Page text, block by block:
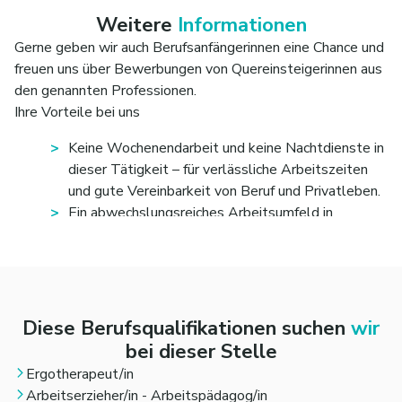
Kooperation mit internen und externen
Netzwerkpartnern sowie Mitarbeit in einem
multiprofessionellen Team.
wertschätzend und mit klaren Strukturen – Sie
werden im Team Schritt für Schritt an das
Arbeitsfeld herangeführt.
Teamfähigkeit, Reflexionsbereitschaft und Freude
an einer abwechslungsreichen Tätigkeit in
Außenwohngruppen, Ambulant Betreutes
Wohnen, ambulanter Dienst).
Weitere Informationen
Gerne geben wir auch Berufsanfängerinnen eine Chance und
freuen uns über Bewerbungen von Quereinsteigerinnen aus
den genannten Professionen.
Ihre Vorteile bei uns
Keine Wochenendarbeit und keine Nachtdienste in
dieser Tätigkeit – für verlässliche Arbeitszeiten
und gute Vereinbarkeit von Beruf und Privatleben.
Ein abwechslungsreiches Arbeitsumfeld in
mit psychischer Erkrankung, junge Erwachsene mit
hohem Unterstützungsbedarf).
Perspektive auf fachliche und berufliche
Weiterentwicklung innerhalb des Fachbereichs und
Diese Berufsqualifikationen suchen wir
bei dieser Stelle
Ergotherapeut/in
Arbeitserzieher/in - Arbeitspädagog/in